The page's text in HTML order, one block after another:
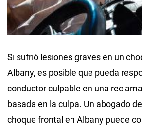
Si sufrió lesiones graves en un
Albany, es posible que pueda
conductor culpable en una
basada en la culpa. Un abogado
choque frontal en Albany puede